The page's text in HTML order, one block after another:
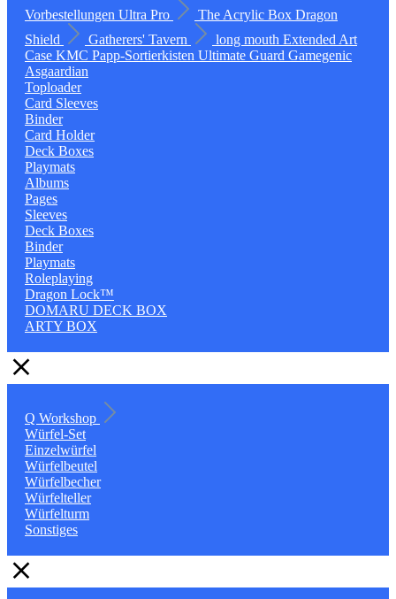
Vorbestellungen Ultra Pro The Acrylic Box Dragon
Shield
Gatherers' Tavern long mouth Extended Art
Case KMC Papp-Sortierkisten Ultimate Guard Gamegenic
Asgaardian
Toploader
Card Sleeves
Binder
Card Holder
Deck Boxes
Playmats
Albums
Pages
Sleeves
Deck Boxes
Binder
Playmats
Roleplaying
Dragon Lock™
DOMARU DECK BOX
ARTY BOX
Q Workshop
Würfel-Set
Einzelwürfel
Würfelbeutel
Würfelbecher
Würfelteller
Würfelturm
Sonstiges